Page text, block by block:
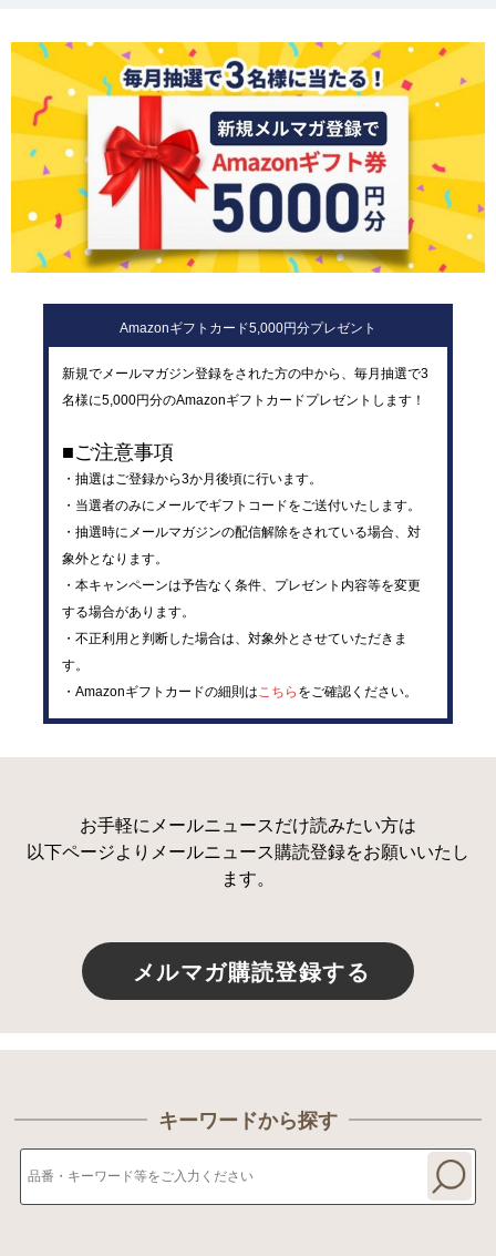
Amazonギフトカード5,000円分プレゼント
新規でメールマガジン登録をされた方の中から、毎月抽選で3
名様に5,000円分のAmazonギフトカードプレゼントします！
■ご注意事項
・抽選はご登録から3か月後頃に行います。
・当選者のみにメールでギフトコードをご送付いたします。
・抽選時にメールマガジンの配信解除をされている場合、対
象外となります。
・本キャンペーンは予告なく条件、プレゼント内容等を変更
する場合があります。
・不正利用と判断した場合は、対象外とさせていただきま
す。
・Amazonギフトカードの細則は こちら をご確認ください。
お手軽にメールニュースだけ読みたい方は
以下ページよりメールニュース購読登録をお願いいたし
ます。
メルマガ購読登録する
キーワードから探す